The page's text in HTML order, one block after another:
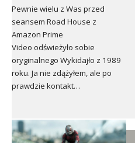
Pewnie wielu z Was przed
seansem Road House z
Amazon Prime
Video odświeżyło sobie
oryginalnego Wykidajło z 1989
roku. Ja nie zdążyłem, ale po
prawdzie kontakt…